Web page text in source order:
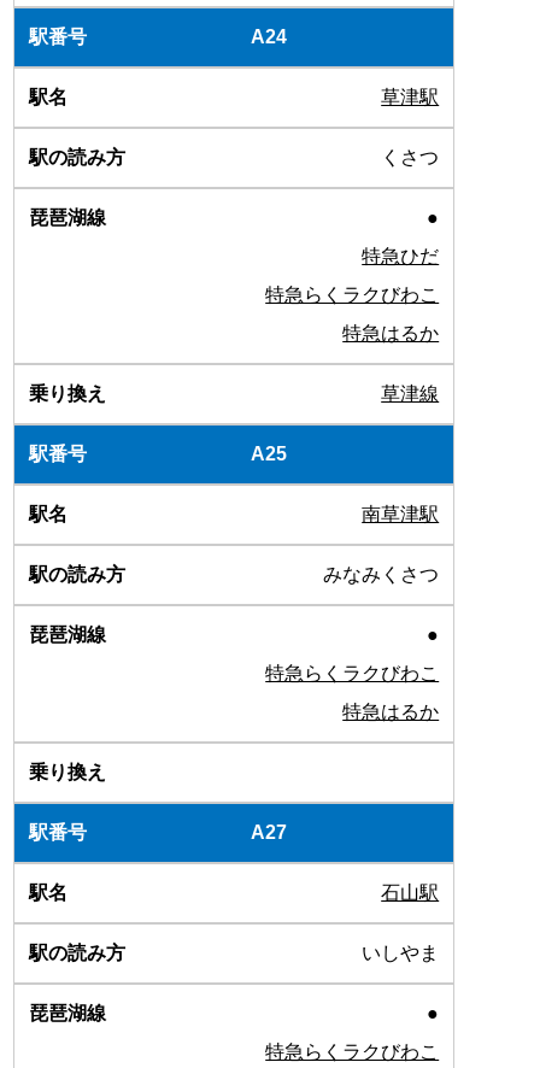
A24
草津駅
くさつ
●
特急ひだ
特急らくラクびわこ
特急はるか
草津線
A25
南草津駅
みなみくさつ
●
特急らくラクびわこ
特急はるか
A27
石山駅
いしやま
●
特急らくラクびわこ